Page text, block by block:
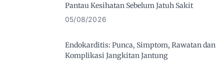
Pantau Kesihatan Sebelum Jatuh Sakit
05/08/2026
Endokarditis: Punca, Simptom, Rawatan dan
Komplikasi Jangkitan Jantung